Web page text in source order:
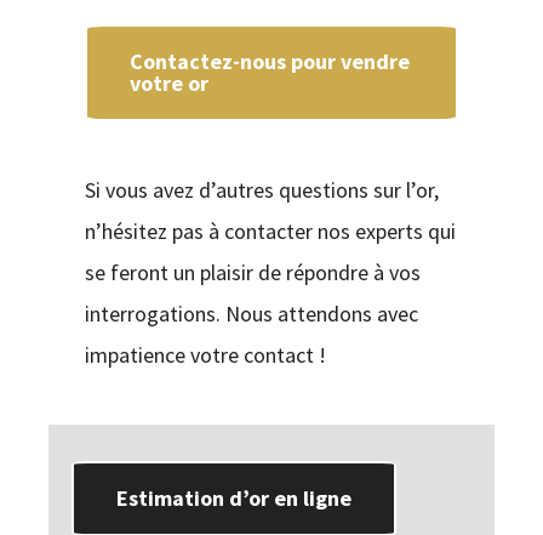
Contactez-nous pour vendre
votre or
Si vous avez d’autres questions sur l’or,
n’hésitez pas à contacter nos experts qui
se feront un plaisir de répondre à vos
interrogations. Nous attendons avec
impatience votre contact !
Estimation d’or en ligne